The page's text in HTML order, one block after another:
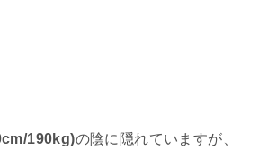
190kg)の陰に隠れていますが、